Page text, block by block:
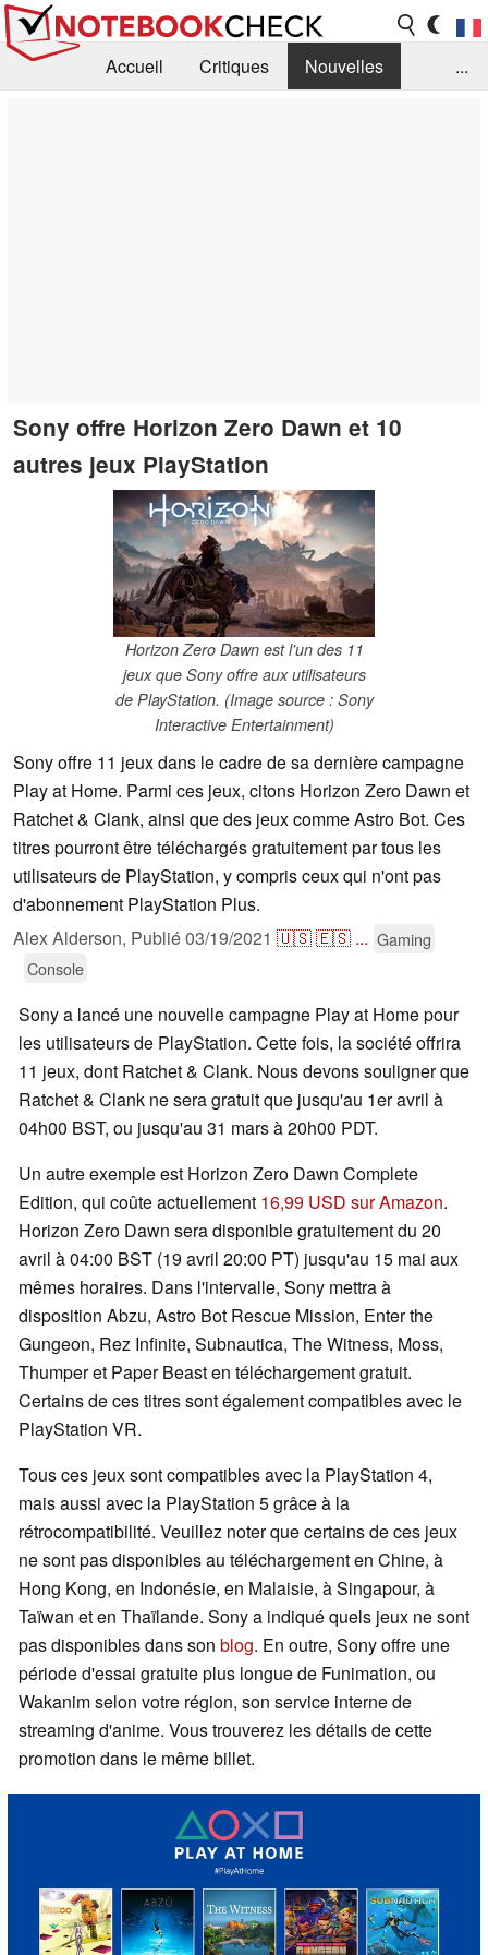
Accueil Critiques
Nouvelles
...
Sony offre Horizon Zero Dawn et 10
autres jeux PlayStation
Horizon Zero Dawn est l'un des 11
jeux que Sony offre aux utilisateurs
de PlayStation. (Image source : Sony
Interactive Entertainment)
Sony offre 11 jeux dans le cadre de sa dernière campagne
Play at Home. Parmi ces jeux, citons Horizon Zero Dawn et
Ratchet & Clank, ainsi que des jeux comme Astro Bot. Ces
titres pourront être téléchargés gratuitement par tous les
utilisateurs de PlayStation, y compris ceux qui n'ont pas
d'abonnement PlayStation Plus.
Alex Alderson, Publié03/19/2021 🇺🇸🇪🇸 ... Gaming
Console
Sony a lancé une nouvelle campagne Play at Home pour
les utilisateurs de PlayStation. Cette fois, la société offrira
11 jeux, dont Ratchet & Clank. Nous devons souligner que
Ratchet & Clank ne sera gratuit que jusqu'au 1er avril à
04h00 BST, ou jusqu'au 31 mars à 20h00 PDT.
Un autre exemple est Horizon Zero Dawn Complete
Edition, qui coûte actuellement 16,99 USD sur Amazon.
Horizon Zero Dawn sera disponible gratuitement du 20
avril à 04:00 BST (19 avril 20:00 PT) jusqu'au 15 mai aux
mêmes horaires. Dans l'intervalle, Sony mettra à
disposition Abzu, Astro Bot Rescue Mission, Enter the
Gungeon, Rez Infinite, Subnautica, The Witness, Moss,
Thumper et Paper Beast en téléchargement gratuit.
Certains de ces titres sont également compatibles avec le
PlayStation VR.
Tous ces jeux sont compatibles avec la PlayStation 4,
mais aussi avec la PlayStation 5 grâce à la
rétrocompatibilité. Veuillez noter que certains de ces jeux
ne sont pas disponibles au téléchargement en Chine, à
Hong Kong, en Indonésie, en Malaisie, à Singapour, à
Taïwan et en Thaïlande. Sony a indiqué quels jeux ne sont
pas disponibles dans son blog. En outre, Sony offre une
période d'essai gratuite plus longue de Funimation, ou
Wakanim selon votre région, son service interne de
streaming d'anime. Vous trouverez les détails de cette
promotion dans le même billet.